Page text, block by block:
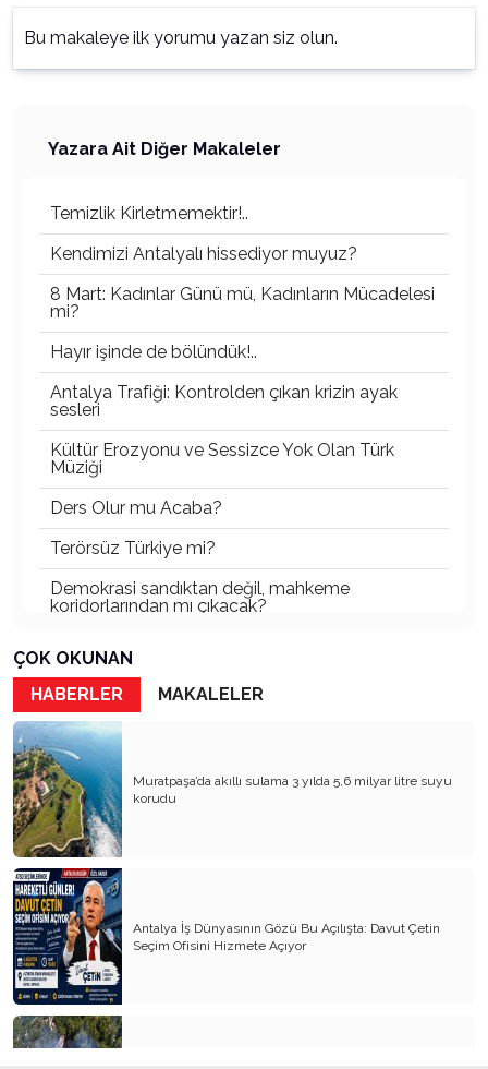
Bu makaleye ilk yorumu yazan siz olun.
Yazara Ait Diğer Makaleler
Temizlik Kirletmemektir!..
Kendimizi Antalyalı hissediyor muyuz?
8 Mart: Kadınlar Günü mü, Kadınların Mücadelesi
mi?
Hayır işinde de bölündük!..
Antalya Trafiği: Kontrolden çıkan krizin ayak
sesleri
Kültür Erozyonu ve Sessizce Yok Olan Türk
Müziği
Ders Olur mu Acaba?
Terörsüz Türkiye mi?
Demokrasi sandıktan değil, mahkeme
koridorlarından mı çıkacak?
Gazetecinin kaderi!..
Turizmde Herşey Dahil Sistemi tartışılmalı
MB Başkanı ve Şimşek’e
Padişahın Vergi Deneyi!..
Erdoğan ve Özel’e açık mektup!..
Bahçeli siyasetin zirvesine oturdu!..
Artık yeter!.. Başka Antalya yok!..
Milli Eğitim cemaatlere mi teslim ediliyor?
Liyakatın Gözyaşları!..
Milletin gerçek vekili misiniz?
Bungalov Turizmini sevmeyen Turizm Bakanı!..
ÇOK OKUNAN
HABERLER
MAKALELER
Muratpaşa’da akıllı sulama 3 yılda 5,6 milyar litre suyu
korudu
Antalya İş Dünyasının Gözü Bu Açılışta: Davut Çetin
Seçim Ofisini Hizmete Açıyor